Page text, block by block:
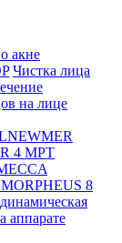
акне
Чистка лица
на лице
4 MРТ
8
аппарате